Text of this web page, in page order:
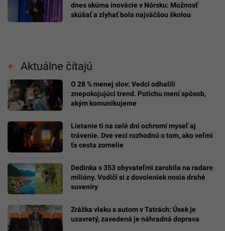
dnes skúma inovácie v Nórsku: Možnosť
skúšať a zlyhať bola najväčšou školou
Aktuálne čítajú
O 28 % menej slov: Vedci odhalili
znepokojujúci trend. Potichu mení spôsob,
akým komunikujeme
Lietanie ti na celé dni ochromí myseľ aj
trávenie. Dve veci rozhodnú o tom, ako veľmi
ťa cesta zomelie
Dedinka s 353 obyvateľmi zarobila na radare
milióny. Vodiči si z dovoleniek nosia drahé
suveníry
Zrážka vlaku s autom v Tatrách: Úsek je
uzavretý, zavedená je náhradná doprava